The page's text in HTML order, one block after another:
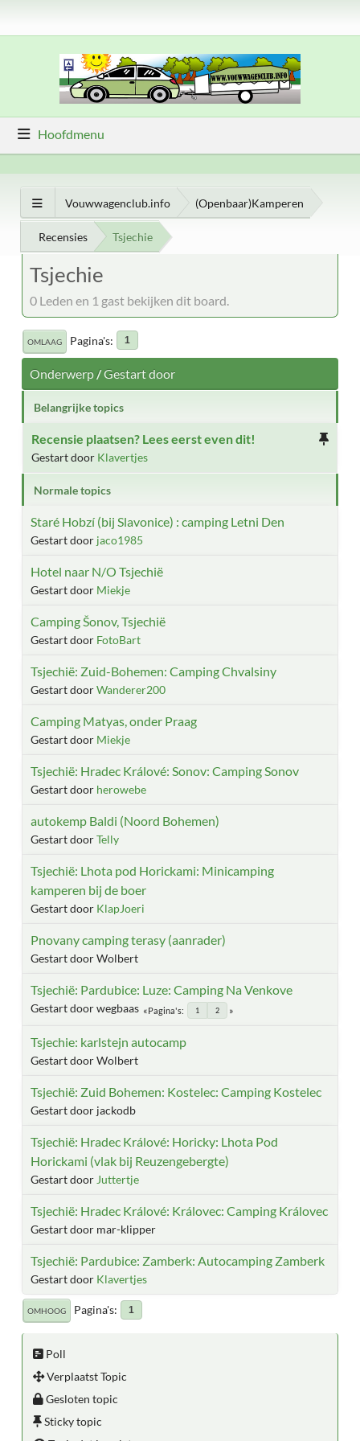
Hoofdmenu
Vouwwagenclub.info (Openbaar)Kamperen
Recensies Tsjechie
Tsjechie
0 Leden en 1 gast bekijken dit board.
OMLAAG Pagina's 1
Onderwerp/Gestart door
Belangrijke topics
Recensie plaatsen? Lees eerst even dit!
Gestart door Klavertjes
Normale topics
Staré Hobzí (bij Slavonice) : camping Letni Den
Gestart door jaco1985
Hotel naar N/O Tsjechië
Gestart door Miekje
Camping Šonov, Tsjechië
Gestart door FotoBart
Tsjechië: Zuid-Bohemen: Camping Chvalsiny
Gestart doorWanderer200
Camping Matyas, onder Praag
Gestart door Miekje
Tsjechië: Hradec Králové: Sonov: Camping Sonov
Gestart door herowebe
autokemp Baldi (Noord Bohemen)
Gestart doorTelly
Tsjechië: Lhota pod Horickami: Minicamping
kamperen bij de boer
Gestart door KlapJoeri
Pnovany camping terasy (aanrader)
Gestart door Wolbert
Tsjechië: Pardubice: Luze: Camping Na Venkove
Gestart door wegbaas Pagina's 1 2
Tsjechie: karlstejn autocamp
Gestart door Wolbert
Tsjechië: Zuid Bohemen: Kostelec: Camping Kostelec
Gestart door jackodb
Tsjechië: Hradec Králové: Horicky: Lhota Pod
Horickami (vlak bij Reuzengebergte)
Gestart door Juttertje
Tsjechië: Hradec Králové: Královec: Camping Královec
Gestart door mar-klipper
Tsjechië: Pardubice: Zamberk: Autocamping Zamberk
Gestart door Klavertjes
OMHOOG Pagina's 1
Poll
Verplaatst Topic
Gesloten topic
Sticky topic